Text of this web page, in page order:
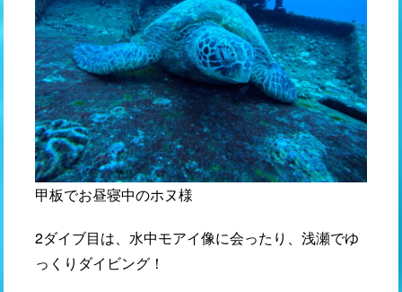
甲板でお昼寝中のホヌ様
2ダイブ目は、水中モアイ像に会ったり、浅瀬でゆ
っくりダイビング！